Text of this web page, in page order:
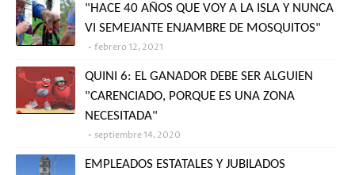
"HACE 40 AÑOS QUE VOY A LA ISLA Y NUNCA
VI SEMEJANTE ENJAMBRE DE MOSQUITOS"
febrero 12, 2021
QUINI 6: EL GANADOR DEBE SER ALGUIEN
"CARENCIADO, PORQUE ES UNA ZONA
NECESITADA"
septiembre 14, 2020
EMPLEADOS ESTATALES Y JUBILADOS